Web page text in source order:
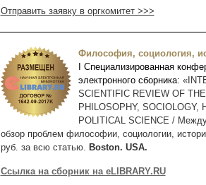
Отправить заявку в оргкомитет >>>
Философия, социология,
Специализированная
электронного сборника:
SCIENTIFIC REVIEW OF
PHILOSOPHY, SOCIOLOGY,
POLITICAL SCIENCE /
обзор проблем философии, социологии,
руб. за всю статью. Boston. USA.
Ссылка на сборник на eLIBRARY.RU